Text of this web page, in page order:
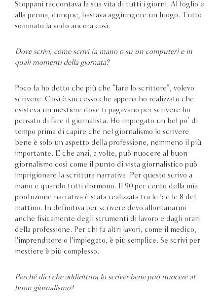
Stoppani raccontava la sua vita di tutti i giorni. Al foglio e
alla penna, dunque, bastava aggiungere un luogo. Tutto
sommato la vedo ancora così.
Dove scrivi, come scrivi (a mano o su un computer) e in
quali momenti della giornata?
Poco fa ho detto che più che “fare lo scrittore”, volevo
scrivere. Così è successo che appena ho realizzato che
esisteva un mestiere dove ti pagavano per scrivere ho
pensato di fare il giornalista. Ho impiegato un bel po’ di
tempo prima di capire che nel giornalismo lo scrivere
bene è solo un aspetto della professione, nemmeno il più
importante. E che anzi, a volte, può nuocere al buon
giornalismo così come il punto di vista giornalistico può
imprigionare la scrittura narrativa. Per questo scrivo a
mano e quando tutti dormono. Il 90 per cento della mia
produzione narrativa è stata realizzata tra le 5 e le 8 del
mattino. In definitiva per scrivere devo allontanarmi
anche fisicamente degli strumenti di lavoro e dagli orari
della professione. Per chi fa altri lavori, come il medico,
l'imprenditore o l'impiegato, è più semplice. Se scrivi per
mestiere è più complesso.
Perché dici che addirittura lo scriver bene può nuocere al
buon giornalismo?